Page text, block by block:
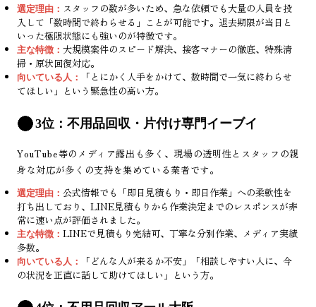
選定理由： スタッフの数が多いため、急な依頼でも大量の人員を投
入して「数時間で終わらせる」ことが可能です。退去期限が当日と
いった極限状態にも強いのが特徴です。
主な特徴： 大規模案件のスピード解決、接客マナーの徹底、特殊清
掃・原状回復対応。
向いている人：
「とにかく人手をかけて、数時間で一気に終わらせ
てほしい」という緊急性の高い方。
3位：不用品回収・片付け専門イーブイ
YouTube等のメディア露出も多く、現場の透明性とスタッフの親
身な対応が多くの支持を集めている業者です。
選定理由： 公式情報でも「即日見積もり・即日作業」への柔軟性を
打ち出しており、LINE見積もりから作業決定までのレスポンスが非
常に速い点が評価されました。
主な特徴： LINEで見積もり完結可、丁寧な分別作業、メディア実績
多数。
向いている人：
「どんな人が来るか不安」「相談しやすい人に、今
の状況を正直に話して助けてほしい」という方。